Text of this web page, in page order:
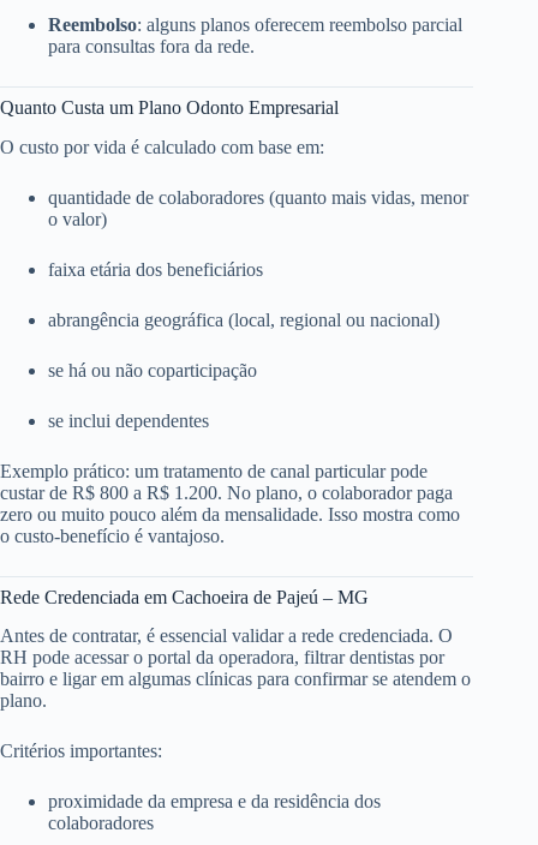
Reembolso: alguns planos oferecem reembolso parcial
para consultas fora da rede.
Quanto Custa um Plano Odonto Empresarial
O custo por vida é calculado com base em:
quantidade de colaboradores (quanto mais vidas, menor
o valor)
faixa etária dos beneficiários
abrangência geográfica (local, regional ou nacional)
se há ou não coparticipação
se inclui dependentes
Exemplo prático: um tratamento de canal particular pode
custar de R$ 800 a R$ 1.200. No plano, o colaborador paga
zero ou muito pouco além da mensalidade. Isso mostra como
o custo-benefício é vantajoso.
Rede Credenciada em Cachoeira de Pajeú – MG
Antes de contratar, é essencial validar a rede credenciada. O
RH pode acessar o portal da operadora, filtrar dentistas por
bairro e ligar em algumas clínicas para confirmar se atendem o
plano.
Critérios importantes:
proximidade da empresa e da residência dos
colaboradores